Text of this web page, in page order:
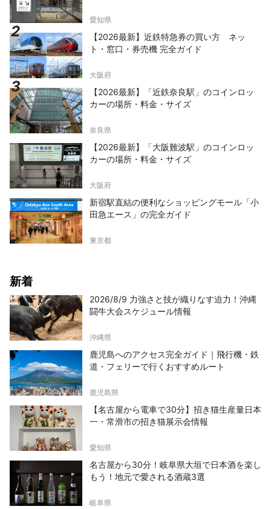
愛知県
【2026最新】近鉄特急券の買い方 ネッ
ト・窓口・券売機 完全ガイド
大阪府
【2026最新】「近鉄奈良駅」のコインロッ
カーの場所・料金・サイズ
奈良県
【2026最新】「大阪難波駅」のコインロッ
カーの場所・料金・サイズ
大阪府
新宿駅直結の便利なショッピングモール「小
田急エース」の完全ガイド
東京都
新着
2026/8/9 力強さと技が織りなす迫力！沖縄
闘牛大会スケジュール情報
沖縄県
鹿児島へのアクセス完全ガイド｜飛行機・鉄
道・フェリーで行くおすすめルート
鹿児島県
【名古屋から電車で30分】招き猫生産量日本
一・常滑市の招き猫展示会情報
愛知県
名古屋から30分！岐阜県大垣で日本酒を楽し
もう！地元で愛される酒蔵3選
岐阜県